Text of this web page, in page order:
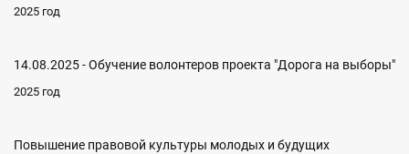
2025 год
14.08.2025 - Обучение волонтеров проекта "Дорога на выборы"
2025 год
Повышение правовой культуры молодых и будущих